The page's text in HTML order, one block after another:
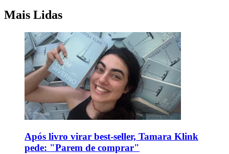
Mais Lidas
Após livro virar best-seller, Tamara Klink
pede: "Parem de comprar"